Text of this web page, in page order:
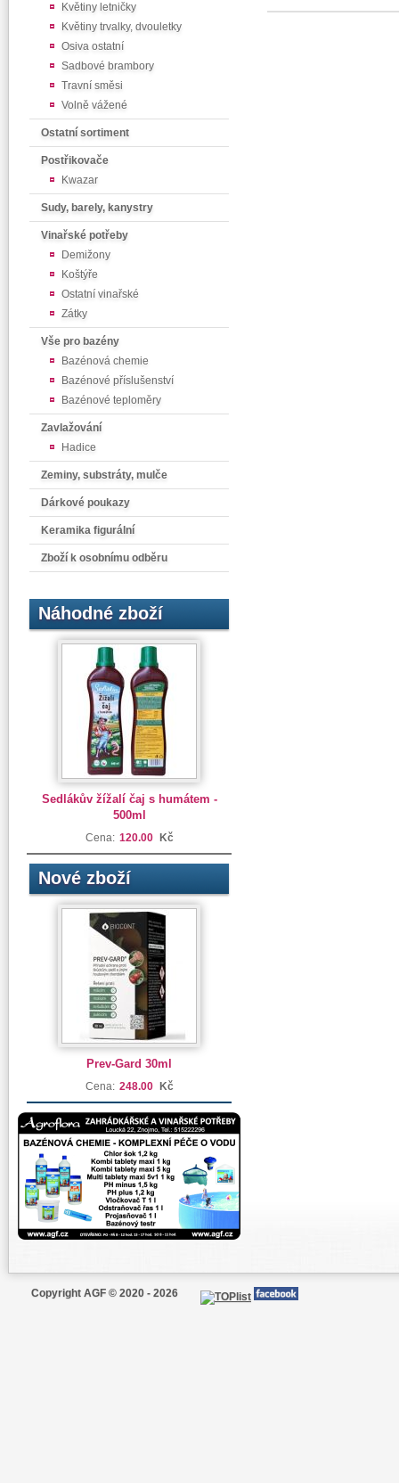
Květiny letničky
Květiny trvalky, dvouletky
Osiva ostatní
Sadbové brambory
Travní směsi
Volně vážené
Ostatní sortiment
Postřikovače
Kwazar
Sudy, barely, kanystry
Vinařské potřeby
Demižony
Koštýře
Ostatní vinařské
Zátky
Vše pro bazény
Bazénová chemie
Bazénové příslušenství
Bazénové teploměry
Zavlažování
Hadice
Zeminy, substráty, mulče
Dárkové poukazy
Keramika figurální
Zboží k osobnímu odběru
Náhodné zboží
Sedlákův žížalí čaj s humátem -
500ml
Cena: 120.00 Kč
Nové zboží
Prev-Gard 30ml
Cena: 248.00 Kč
Copyright AGF © 2020 - 2026